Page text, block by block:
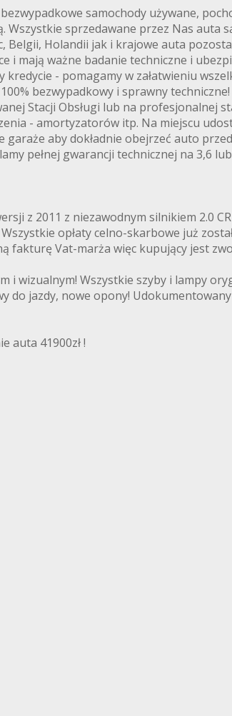
samochody używane,
sprzedawane przez Nas auta
Belgii, Holandii jak i krajowe auta
i mają ważne badanie techniczne i
- pomagamy w załatwieniu
bezwypadkowy i sprawny
Stacji Obsługi lub na profesjonalnej
- amortyzatorów itp. Na miejscu
aby dokładnie obejrzeć auto
pełnej gwarancji technicznej na 3,6
z 2011 z niezawodnym silnikiem 2.0
opłaty celno-skarbowe już
fakturę Vat-marża więc kupujący jest
wizualnym! Wszystkie szyby i lampy
do jazdy, nowe opony!
auta 41900zł !